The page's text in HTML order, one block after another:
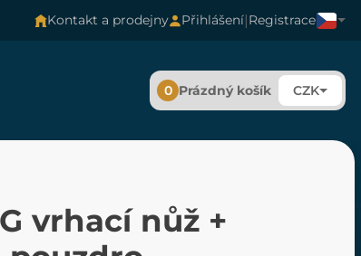
Kontakt a prodejny Přihlášení|Registrace
0 Prázdný košík CZK
vrhací nůž +